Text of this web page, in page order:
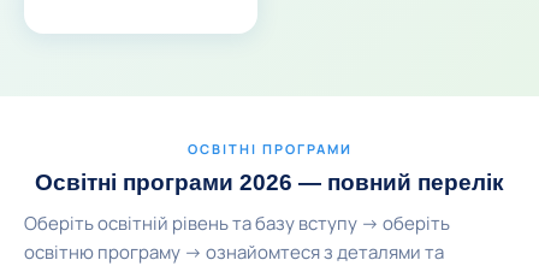
ОСВІТНІ ПРОГРАМИ
Освітні програми 2026 — повний перелік
Оберіть освітній рівень та базу вступу → оберіть
освітню програму → ознайомтеся з деталями та